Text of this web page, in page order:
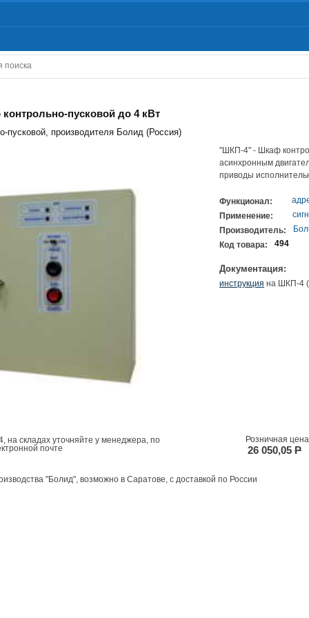
пусковой до 4 кВт
пусковой, производителя Болид (Россия)
"ШКП-4" - Шкаф
асинхронным
приводы
Функционал:
Применение:
Производитель:
Код товара:
494
Документация:
инструкция на ШКП-4
на складах уточняйте у менеджера, по
почте
Розничная цена
26 050,05P
"Болид", возможно в Саратове, с доставкой по России